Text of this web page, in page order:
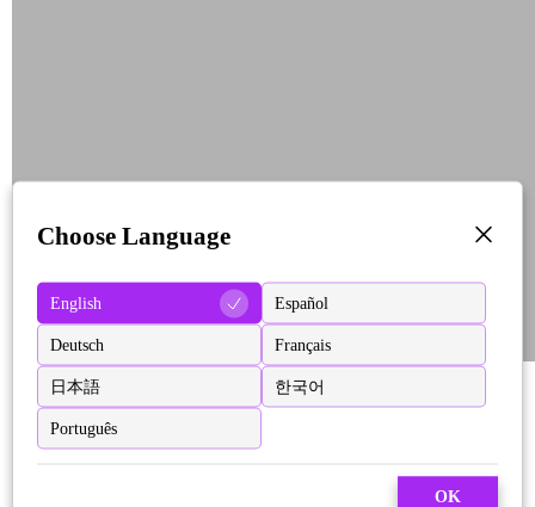
Choose Language
English Español
Deutsch Français
日本語 한국어
Português
OK